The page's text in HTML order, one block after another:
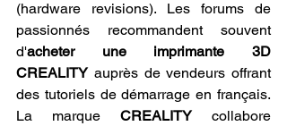
(hardware revisions). Les forums de
passionnés recommandent souvent
d'acheter une imprimante 3D
CREALITY auprès de vendeurs offrant
des tutoriels de démarrage en français.
La marque CREALITY collabore